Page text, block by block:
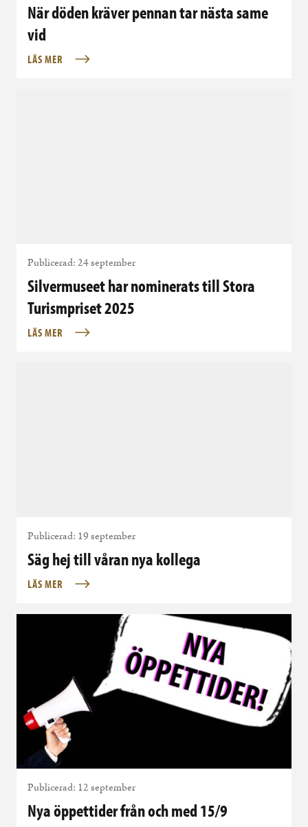
När döden kräver pennan tar nästa same
vid
LÄS MER
Publicerad: 24 september
Silvermuseet har nominerats till Stora
Turismpriset 2025
LÄS MER
Publicerad: 19 september
Säg hej till våran nya kollega
LÄS MER
Publicerad: 12 september
Nya öppettider från och med 15/9